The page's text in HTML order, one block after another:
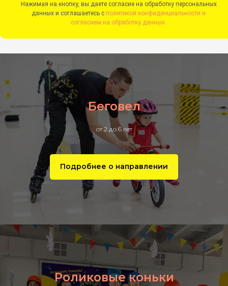
Нажимая на кнопку, вы даете согласие на обработку персональных
данных и соглашаетесь c политикой конфиденциальности и
согласием на обработку данных.
Беговел
от 2 до 6 лет
Подробнее о направлении
Роликовые коньки